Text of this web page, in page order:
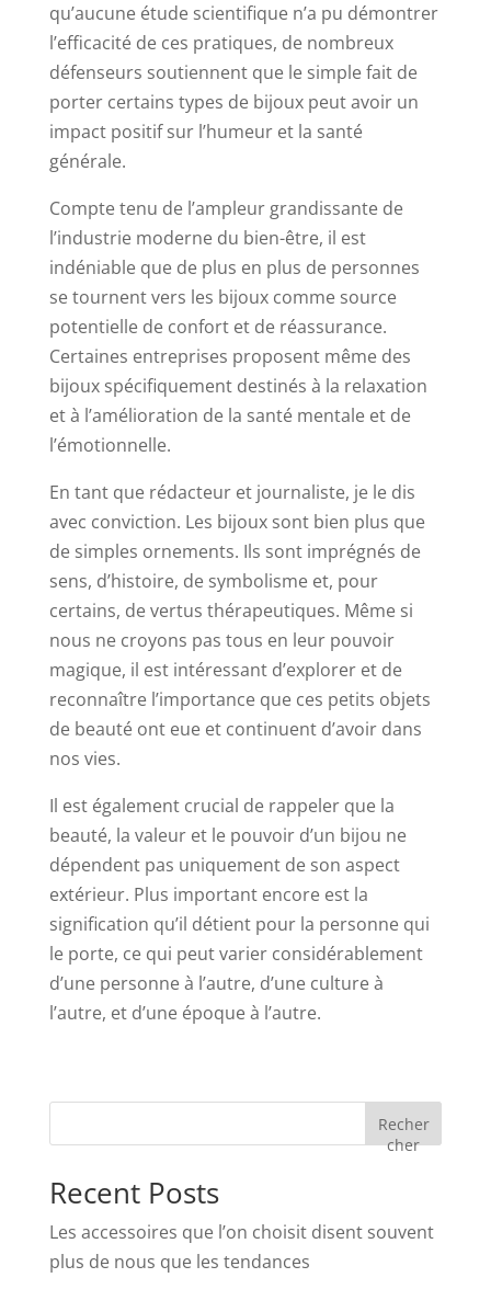
qu’aucune étude scientifique n’a pu démontrer
l’efficacité de ces pratiques, de nombreux
défenseurs soutiennent que le simple fait de
porter certains types de bijoux peut avoir un
impact positif sur l’humeur et la santé
générale.
Compte tenu de l’ampleur grandissante de
l’industrie moderne du bien-être, il est
indéniable que de plus en plus de personnes
se tournent vers les bijoux comme source
potentielle de confort et de réassurance.
Certaines entreprises proposent même des
bijoux spécifiquement destinés à la relaxation
et à l’amélioration de la santé mentale et de
l’émotionnelle.
En tant que rédacteur et journaliste, je le dis
avec conviction. Les bijoux sont bien plus que
de simples ornements. Ils sont imprégnés de
sens, d’histoire, de symbolisme et, pour
certains, de vertus thérapeutiques. Même si
nous ne croyons pas tous en leur pouvoir
magique, il est intéressant d’explorer et de
reconnaître l’importance que ces petits objets
de beauté ont eue et continuent d’avoir dans
nos vies.
Il est également crucial de rappeler que la
beauté, la valeur et le pouvoir d’un bijou ne
dépendent pas uniquement de son aspect
extérieur. Plus important encore est la
signification qu’il détient pour la personne qui
le porte, ce qui peut varier considérablement
d’une personne à l’autre, d’une culture à
l’autre, et d’une époque à l’autre.
Recher
cher
Recent Posts
Les accessoires que l’on choisit disent souvent
plus de nous que les tendances